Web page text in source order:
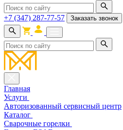
+7 (347) 287-77-57 Заказать звонок
Главная
Услуги
Авторизованный сервисный центр
Каталог
Cварочные горелки